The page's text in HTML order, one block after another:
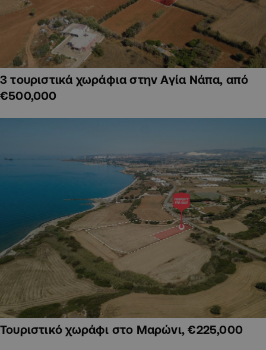
3 τουριστικά χωράφια στην Αγία Νάπα, από
€500,000
Τουριστικό χωράφι στο Μαρώνι, €225,000